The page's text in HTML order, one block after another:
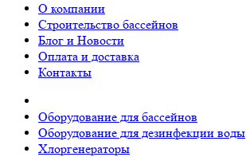
О компании
Строительство бассейнов
Блог и Новости
Оплата и доставка
Контакты
Оборудование для бассейнов
Оборудование для дезинфекции воды
Хлоргенераторы